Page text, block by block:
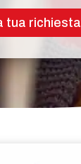
tua richiesta